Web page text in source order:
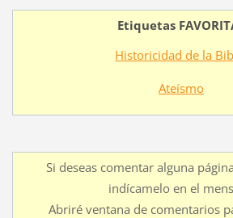
Etiquetas
Historicidad de la
Ateísmo
Si deseas comentar alguna
indícamelo en el
Abriré ventana de comentarios